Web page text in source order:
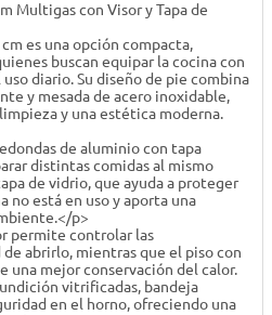
Multigas con Visor y Tapa de
es una opción compacta,
buscan equipar la cocina con
diario. Su diseño de pie combina
y mesada de acero inoxidable,
y una estética moderna.
de aluminio con tapa
distintas comidas al mismo
de vidrio, que ayuda a proteger
no está en uso y aporta una
p>
permite controlar las
abrirlo, mientras que el piso con
una mejor conservación del calor.
vitrificadas, bandeja
en el horno, ofreciendo una